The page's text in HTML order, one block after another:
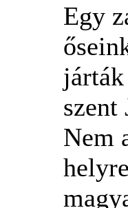
Egy
szent
Nem